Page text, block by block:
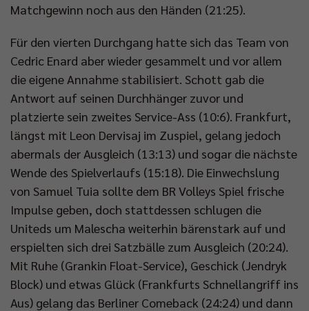
Matchgewinn noch aus den Händen (21:25).
Für den vierten Durchgang hatte sich das Team von
Cedric Enard aber wieder gesammelt und vor allem
die eigene Annahme stabilisiert. Schott gab die
Antwort auf seinen Durchhänger zuvor und
platzierte sein zweites Service-Ass (10:6). Frankfurt,
längst mit Leon Dervisaj im Zuspiel, gelang jedoch
abermals der Ausgleich (13:13) und sogar die nächste
Wende des Spielverlaufs (15:18). Die Einwechslung
von Samuel Tuia sollte dem BR Volleys Spiel frische
Impulse geben, doch stattdessen schlugen die
Uniteds um Malescha weiterhin bärenstark auf und
erspielten sich drei Satzbälle zum Ausgleich (20:24).
Mit Ruhe (Grankin Float-Service), Geschick (Jendryk
Block) und etwas Glück (Frankfurts Schnellangriff ins
Aus) gelang das Berliner Comeback (24:24) und dann